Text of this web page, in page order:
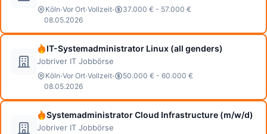
Köln·Vor Ort·Vollzeit·
37.000 € - 57.000 €
08.05.2026
IT-Systemadministrator Linux (all genders)
Jobriver IT Jobbörse
Köln·Vor Ort·Vollzeit·
50.000 € - 60.000 €
08.05.2026
Systemadministrator Cloud Infrastructure (m/w/d)
Jobriver IT Jobbörse